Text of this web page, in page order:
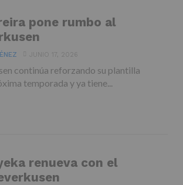
pone rumbo al
JUNIO 17, 2026
continúa reforzando su plantilla
temporada y ya tiene...
renueva con el